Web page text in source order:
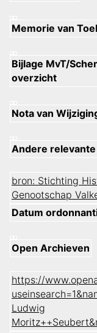
Memorie van
Bijlage MvT/
overzicht
Nota van
Andere
bron: Stichting
Genootschap
Datum
Open Archieven
https://
Ludwig